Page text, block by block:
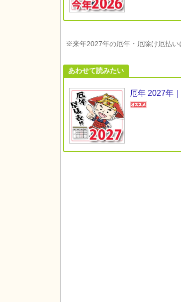
※来年2027年の厄年・厄除け厄払
あわせて読みたい
厄年 2027年